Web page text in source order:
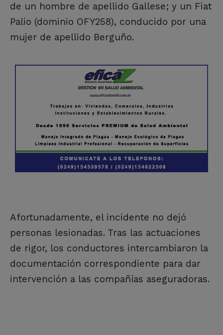
de un hombre de apellido Gallese; y un Fiat
Palio (dominio OFY258), conducido por una
mujer de apellido Berguño.
Afortunadamente, el incidente no dejó
personas lesionadas. Tras las actuaciones
de rigor, los conductores intercambiaron la
documentación correspondiente para dar
intervención a las compañías aseguradoras.